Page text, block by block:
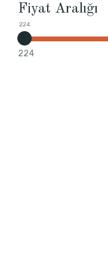
Fiyat Aralığı
224
224